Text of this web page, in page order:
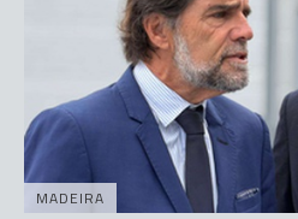
MADEIRA